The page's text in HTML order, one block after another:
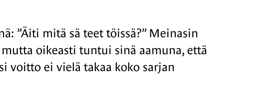
”Äiti mitä sä teet töissä?” Meinasin
oikeasti tuntui sinä aamuna, että
voitto ei vielä takaa koko sarjan